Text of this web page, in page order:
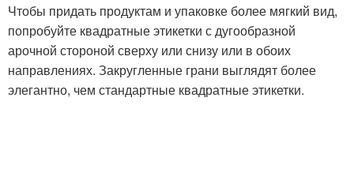
Чтобы придать продуктам и упаковке более мягкий вид,
попробуйте квадратные этикетки с дугообразной
арочной стороной сверху или снизу или в обоих
направлениях. Закругленные грани выглядят более
элегантно, чем стандартные квадратные этикетки.